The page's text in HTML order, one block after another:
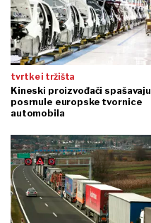
tvrtke i tržišta
Kineski proizvođači spašavaju
posrnule europske tvornice
automobila